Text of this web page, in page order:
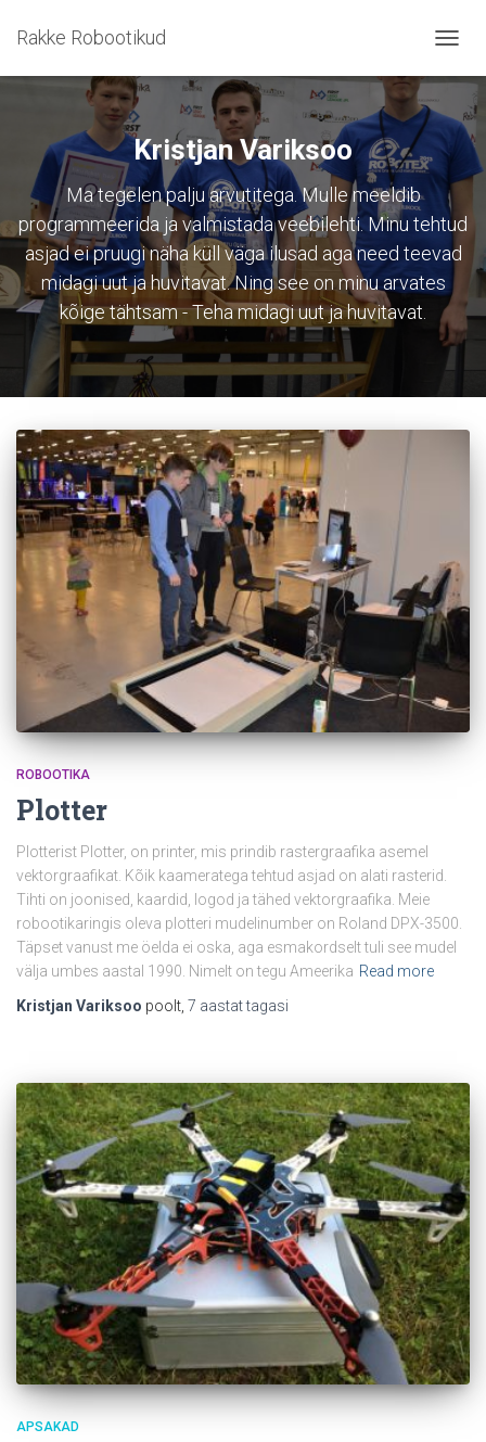
Rakke Robootikud
Kristjan Variksoo
Ma tegelen palju arvutitega. Mulle meeldib
programmeerida ja valmistada veebilehti. Minu tehtud
asjad ei pruugi näha küll väga ilusad aga need teevad
midagi uut ja huvitavat. Ning see on minu arvates
kõige tähtsam - Teha midagi uut ja huvitavat.
ROBOOTIKA
Plotter
Plotterist Plotter, on printer, mis prindib rastergraafika asemel
vektorgraafikat. Kõik kaameratega tehtud asjad on alati rasterid.
Tihti on joonised, kaardid, logod ja tähed vektorgraafika. Meie
robootikaringis oleva plotteri mudelinumber on Roland DPX-3500.
Täpset vanust me öelda ei oska, aga esmakordselt tuli see mudel
välja umbes aastal 1990. Nimelt on tegu Ameerika Read more
Kristjan Variksoo poolt, 7 aastattagasi
APSAKAD